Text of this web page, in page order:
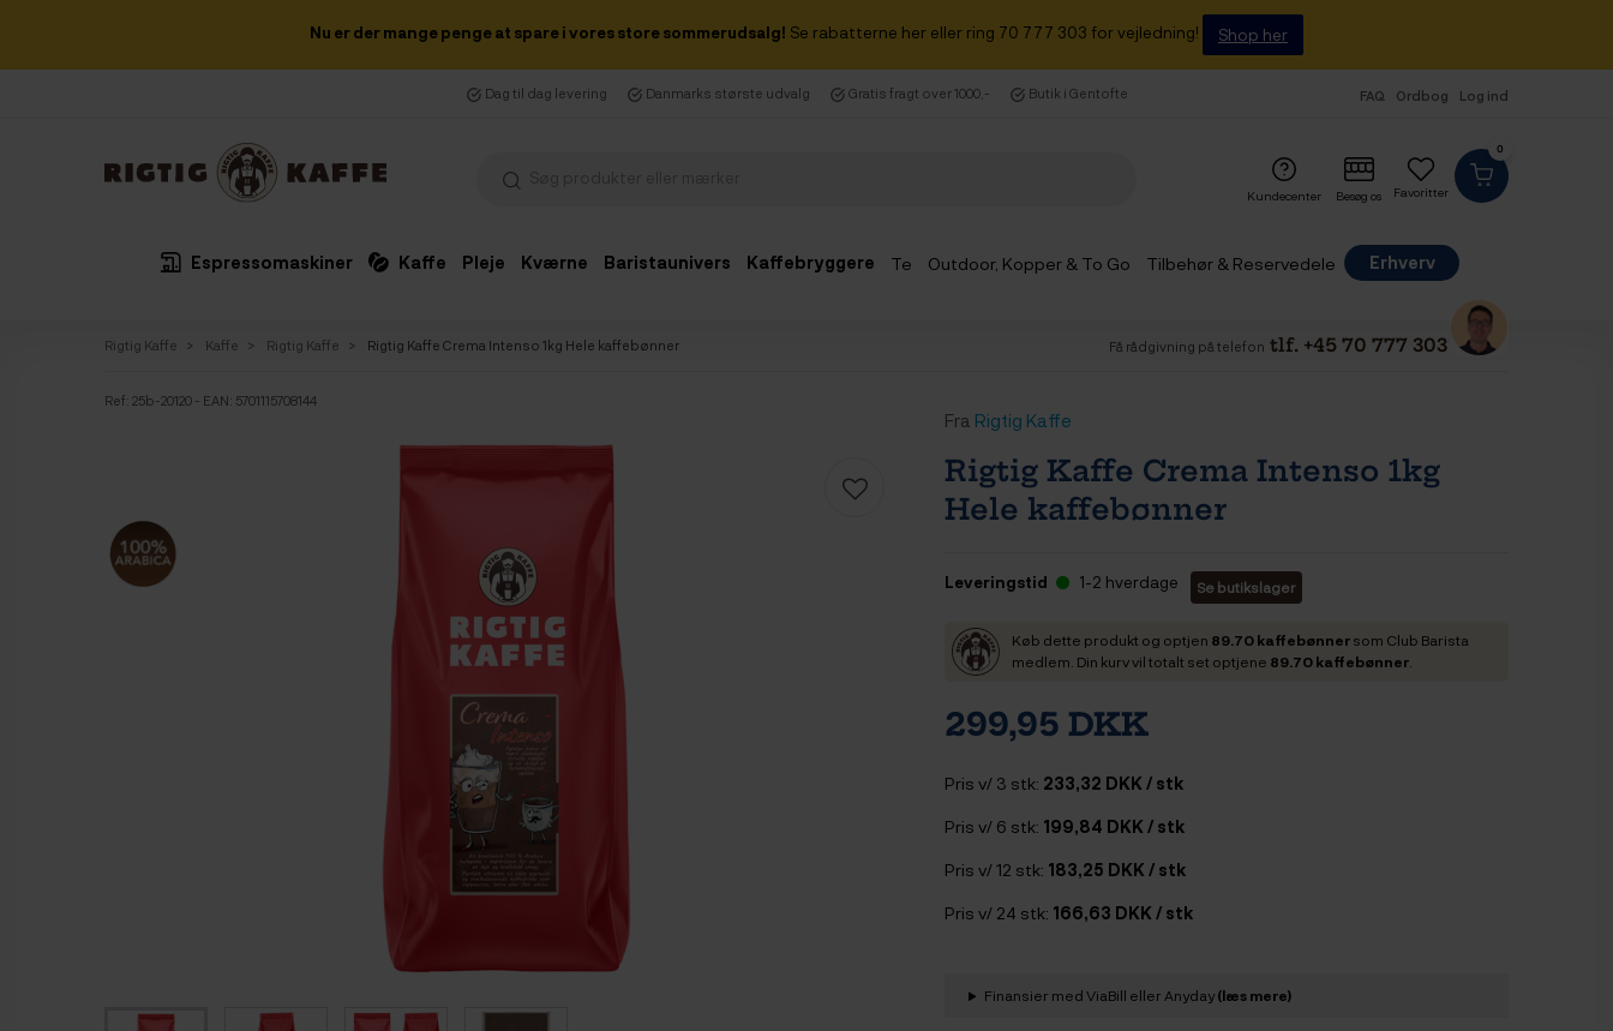
Nu er der mange penge at spare i vores store sommerudsalg! Se rabatterne her eller ring 70 777 303 for vejledning! Shop her
Dag til dag levering Danmarks største udvalg Gratis fragt over 1000,- Butik i Gentofte FAQ Ordbog Log ind
0
Favoritter
Kundecenter Besøg os
Espressomaskiner Kaffe Pleje Kværne Baristaunivers Kaffebryggere Te Outdoor, Kopper & To Go Tilbehør & Reservedele
Erhverv
Rigtig Kaffe Kaffe Rigtig Kaffe Rigtig Kaffe Crema Intenso 1kg Hele kaffebønner Få rådgivning på telefon tlf. +45 70 777 303
Ref: 25b-20120 - EAN: 5701115708144
Fra Rigtig Kaffe
Rigtig Kaffe Crema Intenso 1kg
Hele kaffebønner
Leveringstid 1-2 hverdage Se butikslager
Køb dette produkt og optjen 89.70 kaffebønnersom Club Barista
medlem. Din kurv vil totalt set optjene 89.70 kaffebønner
299,95 DKK
Pris v/ 3 stk: 233,32 DKK / stk
Pris v/ 6 stk: 199,84 DKK / stk
Pris v/ 12 stk: 183,25 DKK / stk
Pris v/ 24 stk: 166,63 DKK / stk
Finansier med ViaBill eller Anyday(læs mere)